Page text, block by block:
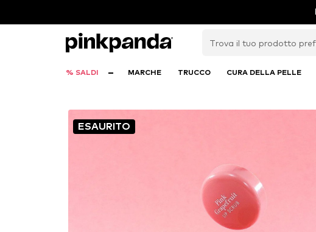
% SALDI MARCHE TRUCCO CURA DELLA PELLE
ESAURITO